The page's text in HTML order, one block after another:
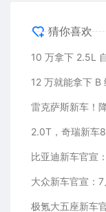
猜你喜欢
雷克萨斯新车！
2.0T，奇瑞新车